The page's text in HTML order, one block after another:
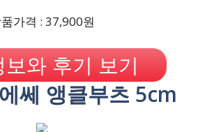
가격 : 37,900원
와 후기 보기
쎄 앵클부츠 5cm